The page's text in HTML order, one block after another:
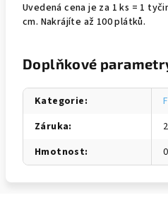
Uvedená cena je za 1 ks = 1
cm. Nakrájíte až 100 plátků.
Doplňkové
Kategorie:
Záruka:
Hmotnost: